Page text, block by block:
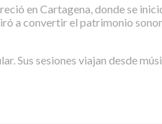
en Cartagena, donde se
a convertir el patrimonio
Sus sesiones viajan desde